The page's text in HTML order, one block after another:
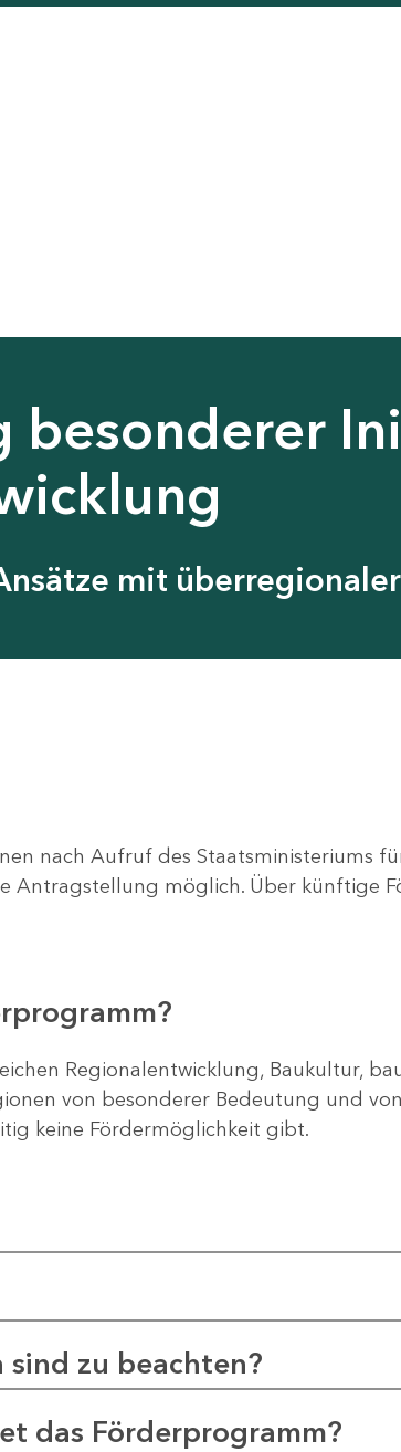
besonderer
mit
nach Aufruf des Staatsministeriums
Antragstellung möglich. Über künftige
Regionalentwicklung, Baukultur,
von besonderer Bedeutung und
keine Fördermöglichkeit gibt.
sind zu beachten?
das Förderprogramm?